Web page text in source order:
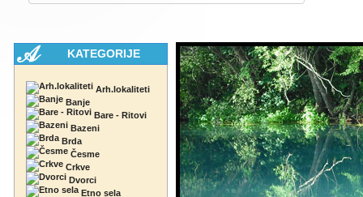
KATEGORIJE
Arh.lokaliteti
Banje
Bare - Ritovi
Bazeni
Brda
Česme
Crkve
Dvorci
Etno sela